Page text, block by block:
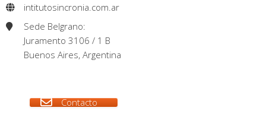
intitutosincronia.com.ar
Sede Belgrano:
Juramento 3106 / 1 B
Buenos Aires, Argentina
Contacto